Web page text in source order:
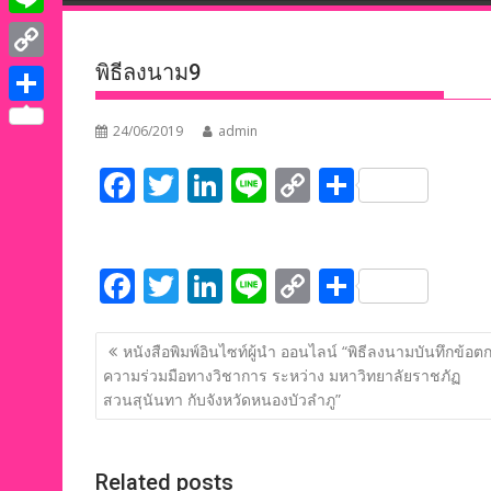
พิธีลงนาม9
24/06/2019 admin
F
ac
b
o
o
k
T
w
er
Li
n
e
dI
n
Li
n
C
o
y
Li
n
k
S
h
e
F
ac
e
b
o
T
w
itt
er
Li
n
k
e
dI
Li
n
e
C
o
p
y
Li
S
h
ar
e
แนะแนว
เรื่อง
หนังสือพิมพ์อินไซท์ผู้นำ ออนไลน์ “พิธีลงนามบันทึกข้อต
ความร่วมมือทางวิชาการ ระหว่าง มหาวิทยาลัยราชภัฏ
สวนสุนันทา กับจังหวัดหนองบัวลำภู”
Related posts
e
b
o
o
i
t
e
i
n
k
e
L
i
n
C
o
S